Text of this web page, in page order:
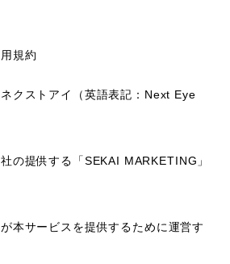
規約
クストアイ（英語表記：Next Eye
の提供する「SEKAI MARKETING」
本サービスを提供するために運営す